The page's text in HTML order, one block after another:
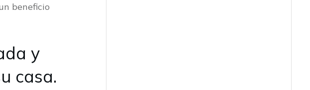
beneficio
y
casa.